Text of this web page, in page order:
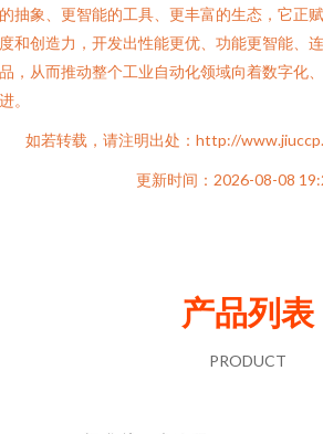
抽象、更智能的工具、更丰富的生态，它正
和创造力，开发出性能更优、功能更智能、
，从而推动整个工业自动化领域向着数字化
。
如若转载，请注明出处：http://
更新时间：2026-08-08
产品列表
PRODUCT